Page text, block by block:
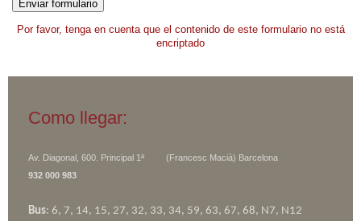
Por favor, tenga en cuenta que el contenido de este formulario no está
encriptado
Como llegar:
Av. Diagonal, 600. Principal 1ª (Francesc Macià) Barcelona
932 000 983
Bus: 6, 7, 14, 15, 27, 32, 33, 34, 59, 63, 67, 68, N7, N12